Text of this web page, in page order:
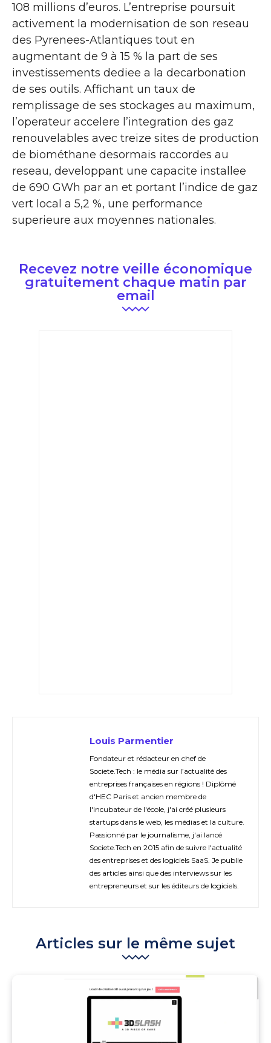
108 millions d’euros. L’entreprise poursuit
activement la modernisation de son reseau
des Pyrenees-Atlantiques tout en
augmentant de 9 à 15 % la part de ses
investissements dediee a la decarbonation
de ses outils. Affichant un taux de
remplissage de ses stockages au maximum,
l’operateur accelere l’integration des gaz
renouvelables avec treize sites de production
de biométhane desormais raccordes au
reseau, developpant une capacite installee
de 690 GWh par an et portant l’indice de gaz
vert local a 5,2 %, une performance
superieure aux moyennes nationales.
Recevez notre veille économique
gratuitement chaque matin par
email
Louis Parmentier
Fondateur et rédacteur en chef de
Societe.Tech : le média sur l’actualité des
entreprises françaises en régions ! Diplômé
d'HEC Paris et ancien membre de
l'incubateur de l'école, j'ai créé plusieurs
startups dans le web, les médias et la culture.
Passionné par le journalisme, j'ai lancé
Societe.Tech en 2015 afin de suivre l'actualité
des entreprises et des logiciels SaaS. Je publie
des articles ainsi que des interviews sur les
entrepreneurs et sur les éditeurs de logiciels.
Articles sur le même sujet